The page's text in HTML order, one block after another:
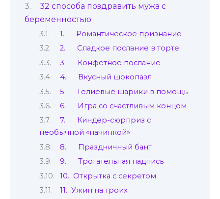
32 способа поздравить мужа с
беременностью
1. Романтическое признание
2. Сладкое послание в торте
3. Конфетное послание
4. Вкусный шокопазл
5. Гелиевые шарики в помощь
6. Игра со счастливым концом
7. Киндер-сюрприз с
необычной «начинкой»
8. Праздничный бант
9. Трогательная надпись
10. Открытка с секретом
11. Ужин на троих